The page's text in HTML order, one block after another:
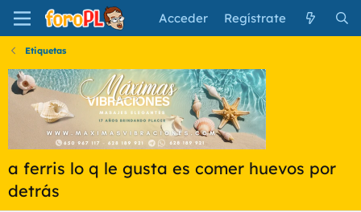
Acceder Regístrate
Etiquetas
a ferris lo q le gusta es comer huevos por
detrás